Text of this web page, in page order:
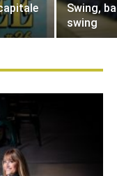
Swing,
swing